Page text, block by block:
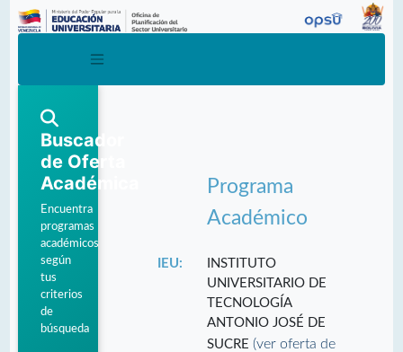
Buscador
de Oferta
Académica
Encuentra
programas
académicos
según
tus
criterios
de
búsqueda
Programa
Académico
IEU:
INSTITUTO
UNIVERSITARIO DE
TECNOLOGÍA
ANTONIO JOSÉ DE
SUCRE(ver oferta de